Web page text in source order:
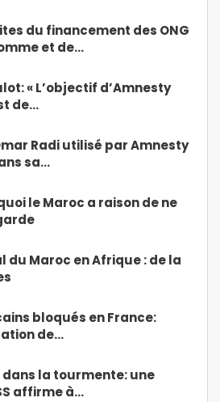
du financement des ONG
et de…
« L’objectif d’Amnesty
de…
Radi utilisé par Amnesty
sa…
le Maroc a raison de ne
du Maroc en Afrique : de la
bloqués en France:
de…
la tourmente: une
affirme à…